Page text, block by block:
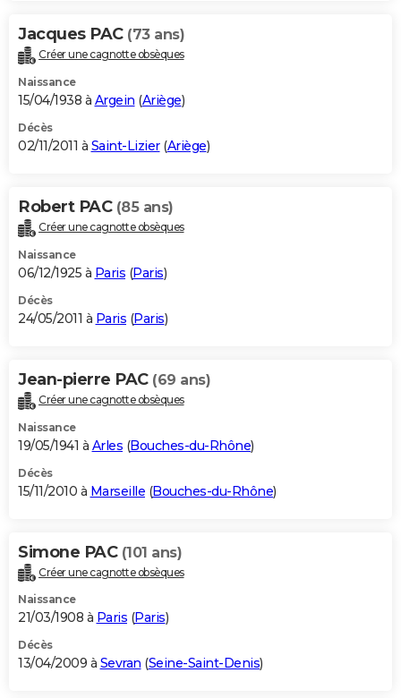
Jacques PAC (73 ans)
Créer une cagnotte obsèques
Naissance
15/04/1938 à Argein (Ariège)
Décès
02/11/2011 à Saint-Lizier(Ariège)
Robert PAC (85 ans)
Créer une cagnotte obsèques
Naissance
06/12/1925 à Paris (Paris)
Décès
24/05/2011 à Paris (Paris)
Jean-pierre PAC (69 ans)
Créer une cagnotte obsèques
Naissance
19/05/1941 à Arles (Bouches-du-Rhône)
Décès
15/11/2010 à Marseille (Bouches-du-Rhône)
Simone PAC (101 ans)
Créer une cagnotte obsèques
Naissance
21/03/1908 à Paris (Paris)
Décès
13/04/2009 à Sevran (Seine-Saint-Denis)